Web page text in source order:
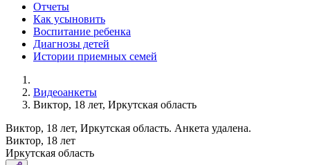
Отчеты
Как усыновить
Воспитание ребенка
Диагнозы детей
Истории приемных семей
Видеоанкеты
Виктор, 18 лет, Иркутская область
Виктор, 18 лет, Иркутская область. Анкета удалена.
Виктор, 18 лет
Иркутская область